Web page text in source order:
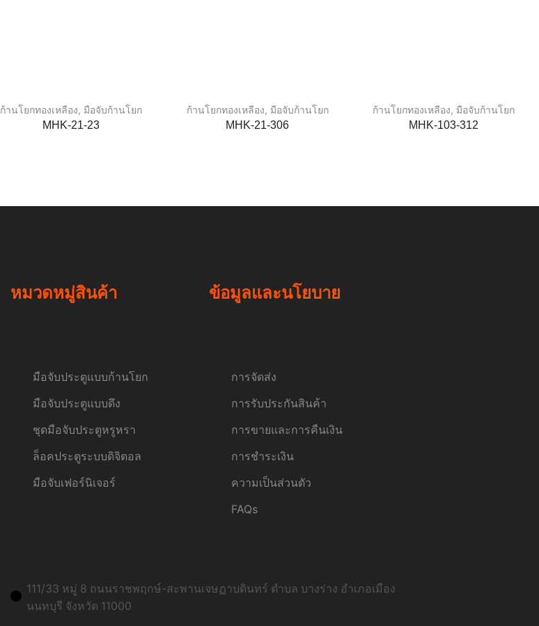
ก้านโยกทองเหลือง, มือจับก้านโยก
MHK-21-23
ก้านโยกทองเหลือง, มือจับก้านโยก
MHK-21-306
ก้านโยกทองเหลือง, มือจับก้านโยก
MHK-103-312
หมวดหมู่สินค้า
มือจับประตูแบบก้านโยก
มือจับประตูแบบดึง
ชุดมือจับประตูหรูหรา
ล็อคประตูระบบดิจิตอล
มือจับเฟอร์นิเจอร์
ข้อมูลและนโยบาย
การจัดส่ง
การรับประกันสินค้า
การขายและการคืนเงิน
การชำระเงิน
ความเป็นส่วนตัว
FAQs
111/33 หมู่ 8 ถนนราชพฤกษ์-สะพานเจษฏาบดินทร์ ตำบล บางร่าง อำเภอเมือง
นนทบุรี จังหวัด 11000